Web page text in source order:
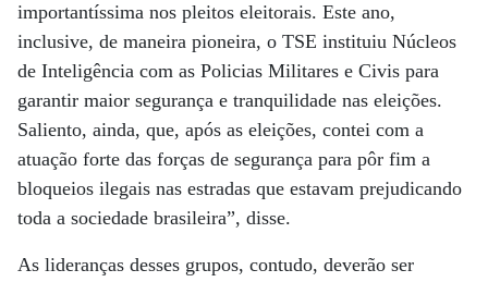
importantíssima nos pleitos eleitorais. Este ano,
inclusive, de maneira pioneira, o TSE instituiu Núcleos
de Inteligência com as Policias Militares e Civis para
garantir maior segurança e tranquilidade nas eleições.
Saliento, ainda, que, após as eleições, contei com a
atuação forte das forças de segurança para pôr fim a
bloqueios ilegais nas estradas que estavam prejudicando
toda a sociedade brasileira”, disse.
As lideranças desses grupos, contudo, deverão ser